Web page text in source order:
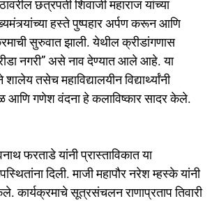
छत्रपती शिवाजी महाराज यांच्या
हस्ते पुष्पहार अर्पण करून आणि
सुरुवात झाली. येथील क्रीडांगणास
नगरी” असे नाव देण्यात आले आहे. या
शालेय तसेच महाविद्यालयीन विद्यार्थ्यांनी
आणि गणेश वंदना हे कलाविष्कार सादर केले.
फरताडे यांनी प्रास्ताविकात या
दिली. माजी महापौर नरेश म्हस्के यांनी
कार्यक्रमाचे सूत्रसंचलन राणाप्रताप तिवारी